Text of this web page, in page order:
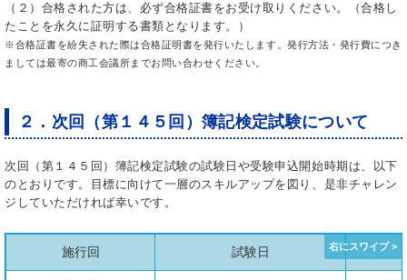
（２）合格された方は、必ず合格証書をお受け取りください。（合格し
たことを永久に証明する書類となります。）
※合格証書を紛失された際は合格証明書を発行いたします。発行方法・発行費につき
ましては最寄の商工会議所までお問い合わせください。
２．次回（第１４５回）簿記検定試験について
次回（第１４５回）簿記検定試験の試験日や受験申込開始時期は、以下
のとおりです。目標に向けて一層のスキルアップを図り、是非チャレン
ジしていただければ幸いです。
施行回 試験日